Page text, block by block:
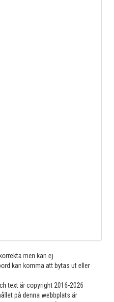
men kan ej
kan komma att bytas ut eller
text är copyright 2016-2026
på denna webbplats är